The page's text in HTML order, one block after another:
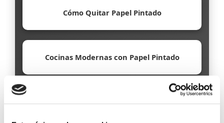
Cómo Quitar Papel Pintado
Cocinas Modernas con Papel Pintado
Papel Pintado Ecológico